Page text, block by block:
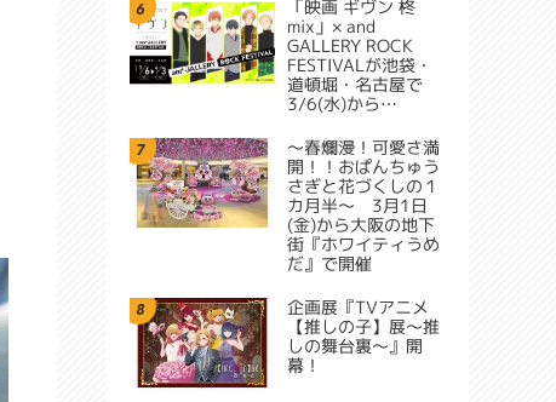
6
「映画 ギヴン 柊
mix」× and
GALLERY ROCK
FESTIVALが池袋・
道頓堀・名古屋で
3/6(水)から…
7
～春爛漫！可愛さ満
開！！おぱんちゅう
さぎと花づくしの１
カ月半～ 3月1日
(金)から大阪の地下
街『ホワイティうめ
だ』で開催
8
企画展『TVアニメ
【推しの子】展～推
しの舞台裏～』開
幕！